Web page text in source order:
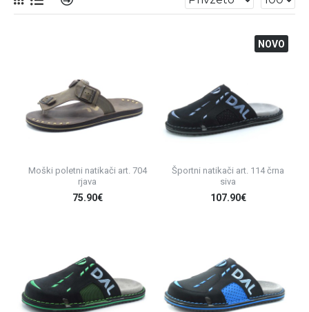
Moški poletni natikači art. 704
rjava
75.90€
NOVO
Športni natikači art. 114 črna
siva
107.90€